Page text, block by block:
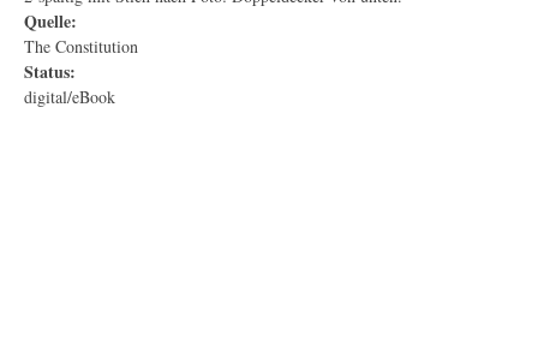
Quelle:
The Constitution
Status:
digital/eBook